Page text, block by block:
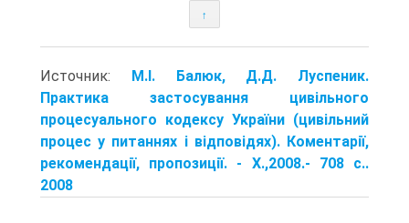
↑
Источник: М.І. Балюк, Д.Д. Луспеник.
Практика застосування цивільного
процесуального кодексу України (цивільний
процес у питаннях і відповідях). Коментарії,
рекомендації, пропозиції. - X.,2008.- 708 с..
2008